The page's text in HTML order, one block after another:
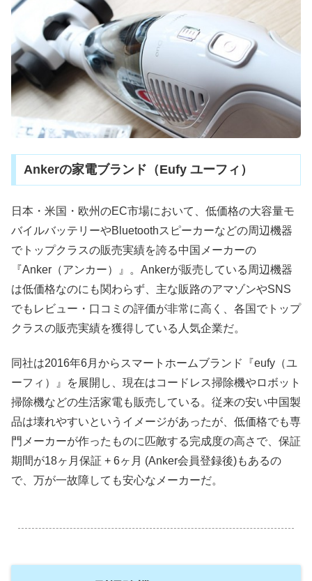
Ankerの家電ブランド（Eufy ユーフィ）
日本・米国・欧州のEC市場において、低価格の大容量モ
バイルバッテリーやBluetoothスピーカーなどの周辺機器
でトップクラスの販売実績を誇る中国メーカーの
『Anker（アンカー）』。Ankerが販売している周辺機器
は低価格なのにも関わらず、主な販路のアマゾンやSNS
でもレビュー・口コミの評価が非常に高く、各国でトップ
クラスの販売実績を獲得している人気企業だ。
同社は2016年6月からスマートホームブランド『eufy（ユ
ーフィ）』を展開し、現在はコードレス掃除機やロボット
掃除機などの生活家電も販売している。従来の安い中国製
品は壊れやすいというイメージがあったが、低価格でも専
門メーカーが作ったものに匹敵する完成度の高さで、保証
期間が18ヶ月保証 + 6ヶ月 (Anker会員登録後)もあるの
で、万が一故障しても安心なメーカーだ。